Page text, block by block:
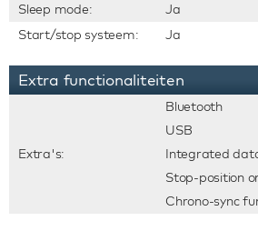
Sleep mode:
Ja
Start/stop systeem:
Ja
Extra functionaliteiten
Extra's:
Bluetooth
USB
Integrated
Stop-position
Chrono-sync